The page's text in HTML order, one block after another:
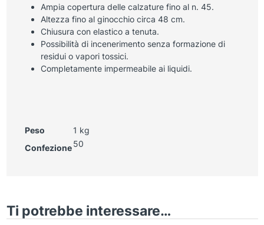
Ampia copertura delle calzature fino al n. 45.
Altezza fino al ginocchio circa 48 cm.
Chiusura con elastico a tenuta.
Possibilità di incenerimento senza formazione di
residui o vapori tossici.
Completamente impermeabile ai liquidi.
Peso
1 kg
Confezione 50
Ti potrebbe interessare…